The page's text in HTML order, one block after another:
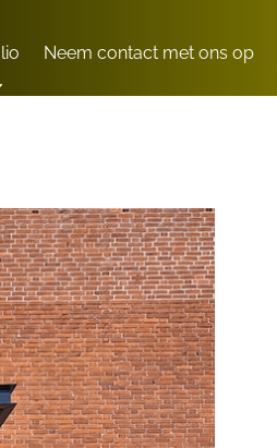
Neem contact met ons op